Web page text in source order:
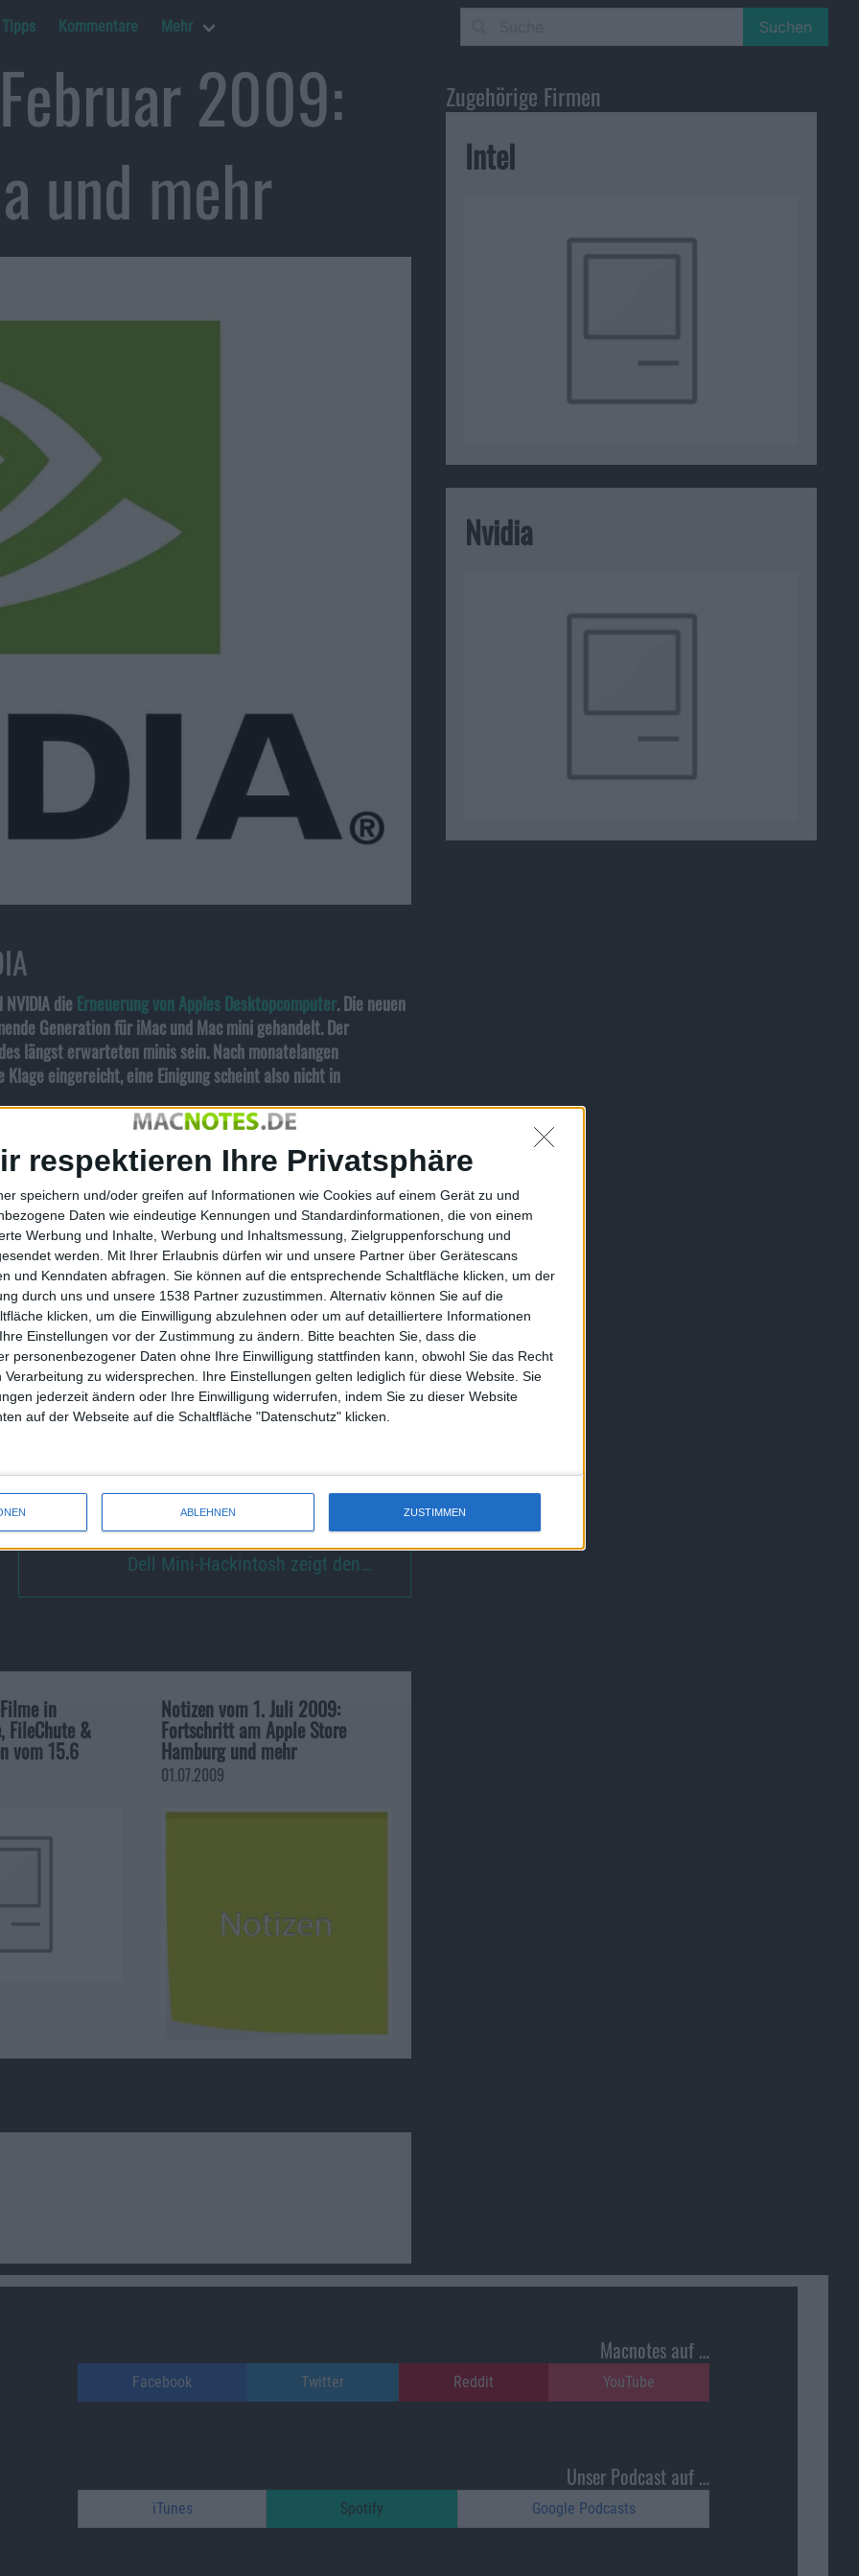
respektieren Ihre Privatsphäre
speichern und/oder greifen auf Informationen wie Cookies auf einem Gerät zu und
Daten wie eindeutige Kennungen und Standardinformationen, die von einem
Werbung und Inhalte, Werbung und Inhaltsmessung, Zielgruppenforschung und
werden.
Mit Ihrer Erlaubnis dürfen wir und unsere Partner über Gerätescans
und Kenndaten abfragen. Sie können auf die entsprechende Schaltfläche klicken, um der
durch uns und unsere 1538 Partner zuzustimmen. Alternativ können Sie auf die
klicken, um die Einwilligung abzulehnen oder um auf detailliertere Informationen
Einstellungen vor der Zustimmung zu ändern.
Bitte beachten Sie, dass die
personenbezogener Daten ohne Ihre Einwilligung stattfinden kann, obwohl Sie das Recht
Verarbeitung zu widersprechen. Ihre Einstellungen gelten lediglich für diese Website. Sie
jederzeit ändern oder Ihre Einwilligung widerrufen, indem Sie zu dieser Website
auf der Webseite auf die Schaltfläche "Datenschutz" klicken.
ABLEHNEN ZUSTIMMEN
Tipps Kommentare Mehr Suchen
2009:
und mehr
dieErneuerung von Apples Desktopcomputer. Die neuen
Generation für iMac und Mac mini gehandelt. Der
längst erwarteten minis sein. Nach monatelangen
eingereicht, eine Einigung scheint also nicht in
Reader sowie in Acrobat, die zur Ausführung von
bekannt gegeben, und plant bis zum 11. März ein
Versionen sollen dann folgen.
wie man via Bluetooth iPods und iPhones miteinander
für das iPhone benutzen kann.
Sticky Notes 1.5b10. Fehlerbehebungen für den
TV laden.
Dell Mini-Hackintosh zeigt den…
in
FileChute &
vom 15.6
Notizen vom 1. Juli 2009:
Fortschritt am Apple Store
Hamburg und mehr
01.07.2009
Zugehörige Firmen
Intel
Nvidia
Macnotes auf …
Facebook Twitter Reddit YouTube
Unser Podcast auf …
iTunes Spotify Google Podcasts